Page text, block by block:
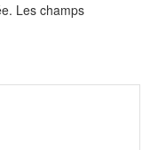
Les champs